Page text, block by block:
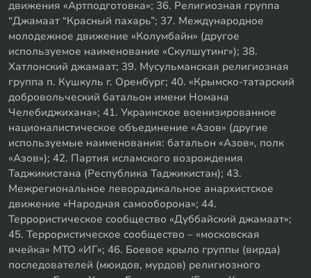
движения «Артподготовка»; 36. Религиозная группа
“Джамаат “Красный пахарь”; 37. Международное
молодежное движение «Колумбайн» (другое
используемое наименование «Скулшутинг»); 38.
Хатлонский джамаат; 39. Мусульманская религиозная
группа п. Кушкуль г. Оренбург; 40. «Крымско-татарский
добровольческий батальон имени Номана
Челебиджихана»; 41. Украинское военизированное
националистическое объединение «Азов» (другие
используемые наименования: батальон «Азов», полк
«Азов»); 42. Партия исламского возрождения
Таджикистана (Республика Таджикистан); 43.
Межрегиональное леворадикальное анархистское
движение «Народная самооборона»; 44.
Террористическое сообщество «Дуббайский джамаат»;
45. Террористическое сообщество – «московская
ячейка» МТО «ИГ»; 46. Боевое крыло группы (вирда)
последователей (мюидов, мурдов) религиозного